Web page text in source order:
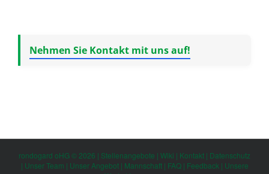
Nehmen Sie Kontakt mit uns auf!
rondogard oHG © 2026 | Stellenangebote | Wiki | Kontakt | Datenschutz
| Unser Team | Unser Angebot| Mannschaft| FAQ| Feedback | Unsere